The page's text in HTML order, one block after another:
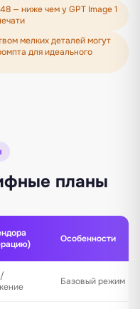
— ниже чем у GPT Image 1
мелких деталей могут
для идеального
планы
Особенности
Базовый режим